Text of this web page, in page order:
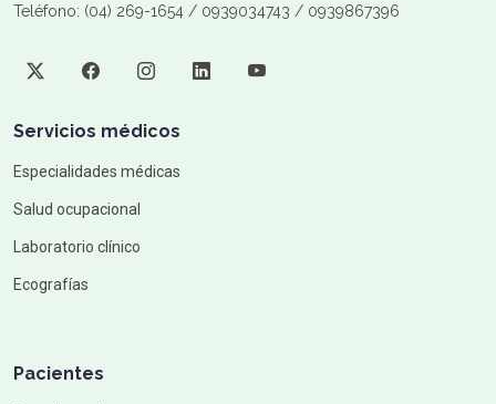
Teléfono: (04) 269-1654 / 0939034743 / 0939867396
Servicios médicos
Especialidades médicas
Salud ocupacional
Laboratorio clínico
Ecografías
Pacientes